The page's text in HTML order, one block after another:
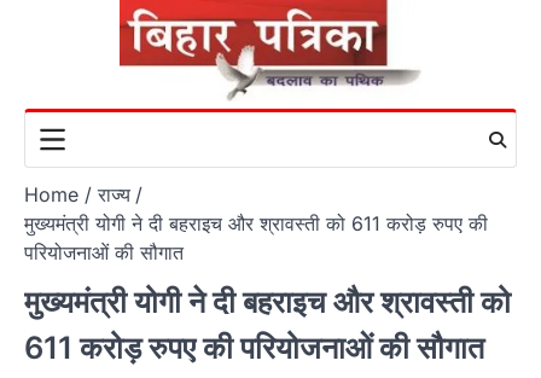
Home
राज्य
मुख्यमंत्री योगी ने दी बहराइच और श्रावस्ती को 611 करोड़ रुपए की
परियोजनाओं की सौगात
मुख्यमंत्री योगी ने दी बहराइच और श्रावस्ती को
611 करोड़ रुपए की परियोजनाओं की सौगात